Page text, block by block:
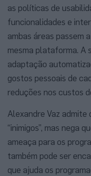
as políticas de
funcionalidades e
ambas áreas passem
mesma plataforma. A
adaptação
gostos pessoais de
reduções nos custos
Alexandre Vaz admite
“inimigos”, mas nega
ameaça para os
também pode ser
que ajuda os